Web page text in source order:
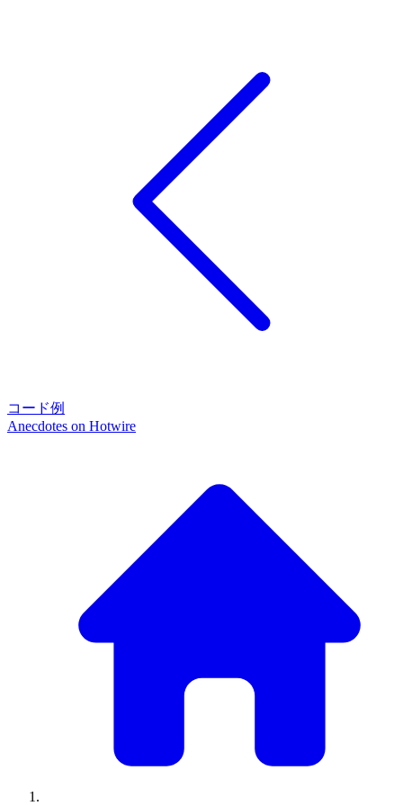
コード例
Anecdotes on Hotwire